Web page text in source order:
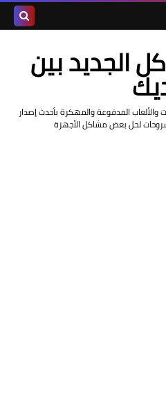
المدونةالجديد بين
المدفوعة والمهكرة بأحدث إصدار
وشروحات لحل بعض مشاكل الأجهزة